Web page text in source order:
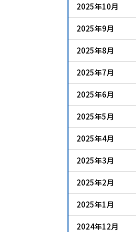
2025年10月
2025年9月
2025年8月
2025年7月
2025年6月
2025年5月
2025年4月
2025年3月
2025年2月
2025年1月
2024年12月